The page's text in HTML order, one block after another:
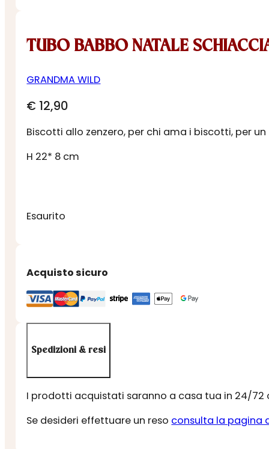
TUBO BABBO NATALE
GRANDMA WILD
€ 12,90
Biscotti allo zenzero, per chi ama i biscotti, per
H 22* 8 cm
Esaurito
Acquisto sicuro
Spedizioni & resi
I prodotti acquistati saranno a casa tua in 24/72
Se desideri effettuare un reso consulta la pagina